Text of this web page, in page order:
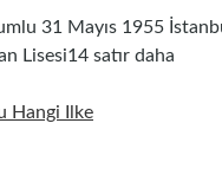
31 Mayıs 1955
Lisesi14 satır daha
Hangi Ilke